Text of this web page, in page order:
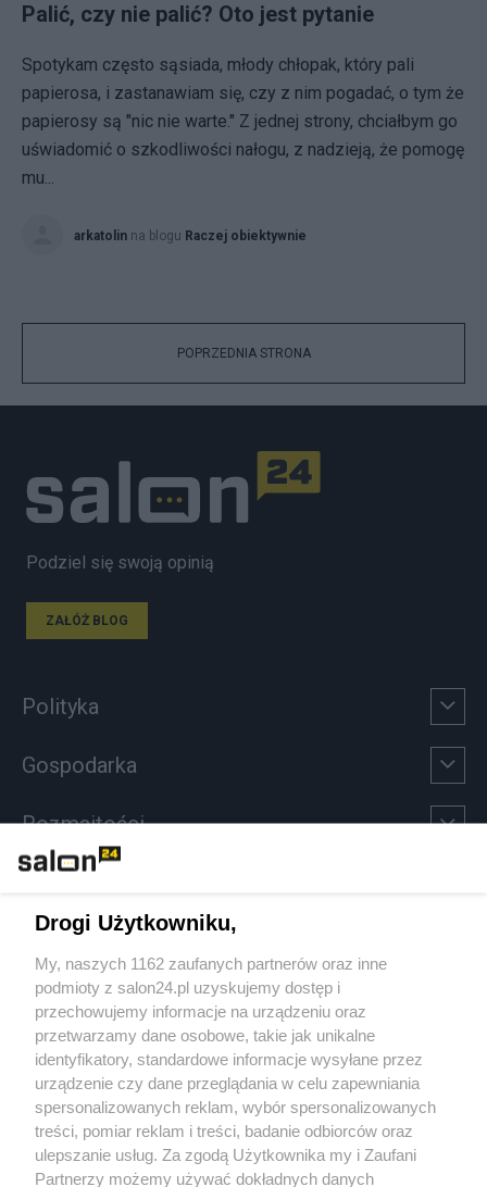
Palić, czy nie palić? Oto jest pytanie
Spotykam często sąsiada, młody chłopak, który pali
papierosa, i zastanawiam się, czy z nim pogadać, o tym że
papierosy są "nic nie warte." Z jednej strony, chciałbym go
uświadomić o szkodliwości nałogu, z nadzieją, że pomogę
mu...
arkatolin na blogu Raczej obiektywnie
POPRZEDNIA STRONA
Podziel się swoją opinią
ZAŁÓŻ BLOG
Polityka
Gospodarka
Rozmaitości
Sport
Społeczeństwo
Kultura
X Facebook Instagram Youtube
Drogi Użytkowniku,
My, naszych 1162 zaufanych partnerów oraz inne
podmioty z salon24.pl uzyskujemy dostęp i
przechowujemy informacje na urządzeniu oraz
przetwarzamy dane osobowe, takie jak unikalne
identyfikatory, standardowe informacje wysyłane przez
urządzenie czy dane przeglądania w celu zapewniania
spersonalizowanych reklam, wybór spersonalizowanych
treści, pomiar reklam i treści, badanie odbiorców oraz
ulepszanie usług. Za zgodą Użytkownika my i Zaufani
Partnerzy możemy używać dokładnych danych